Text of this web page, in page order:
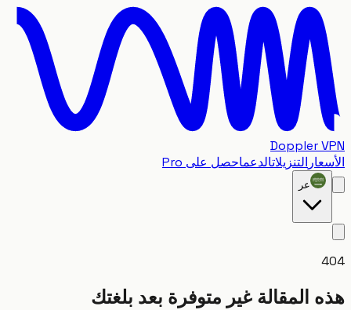
Doppler
التنزيلاتالدعماحصل على Pro
المقالة غير متوفرة بعد بلغتك